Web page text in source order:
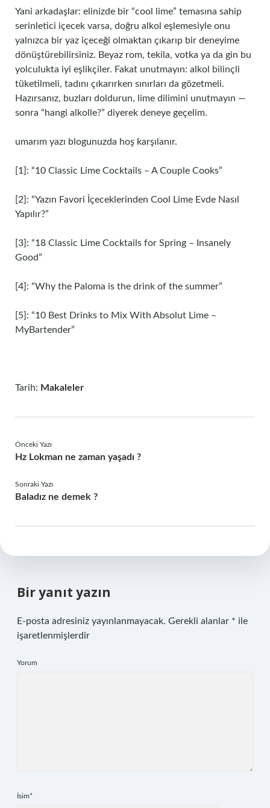
Yani arkadaşlar: elinizde bir “cool lime” temasına sahip
serinletici içecek varsa, doğru alkol eşlemesiyle onu
yalnızca bir yaz içeceği olmaktan çıkarıp bir deneyime
dönüştürebilirsiniz. Beyaz rom, tekila, votka ya da gin bu
yolculukta iyi eşlikçiler. Fakat unutmayın: alkol bilinçli
tüketilmeli, tadını çıkarırken sınırları da gözetmeli.
Hazırsanız, buzları doldurun, lime dilimini unutmayın —
sonra “hangi alkolle?” diyerek deneye geçelim.
umarım yazı blogunuzda hoş karşılanır.
[1]: “10 Classic Lime Cocktails – A Couple Cooks”
[2]: “Yazın Favori İçeceklerinden Cool Lime Evde Nasıl
Yapılır?”
[3]: “18 Classic Lime Cocktails for Spring – Insanely
Good”
[4]: “Why the Paloma is the drink of the summer”
[5]: “10 Best Drinks to Mix With Absolut Lime –
MyBartender”
Tarih: Makaleler
Önceki Yazı
Hz Lokman ne zaman yaşadı ?
Sonraki Yazı
Baladız ne demek ?
Bir yanıt yazın
E-posta adresiniz yayınlanmayacak. Gerekli alanlar * ile
işaretlenmişlerdir
Yorum
İsim*